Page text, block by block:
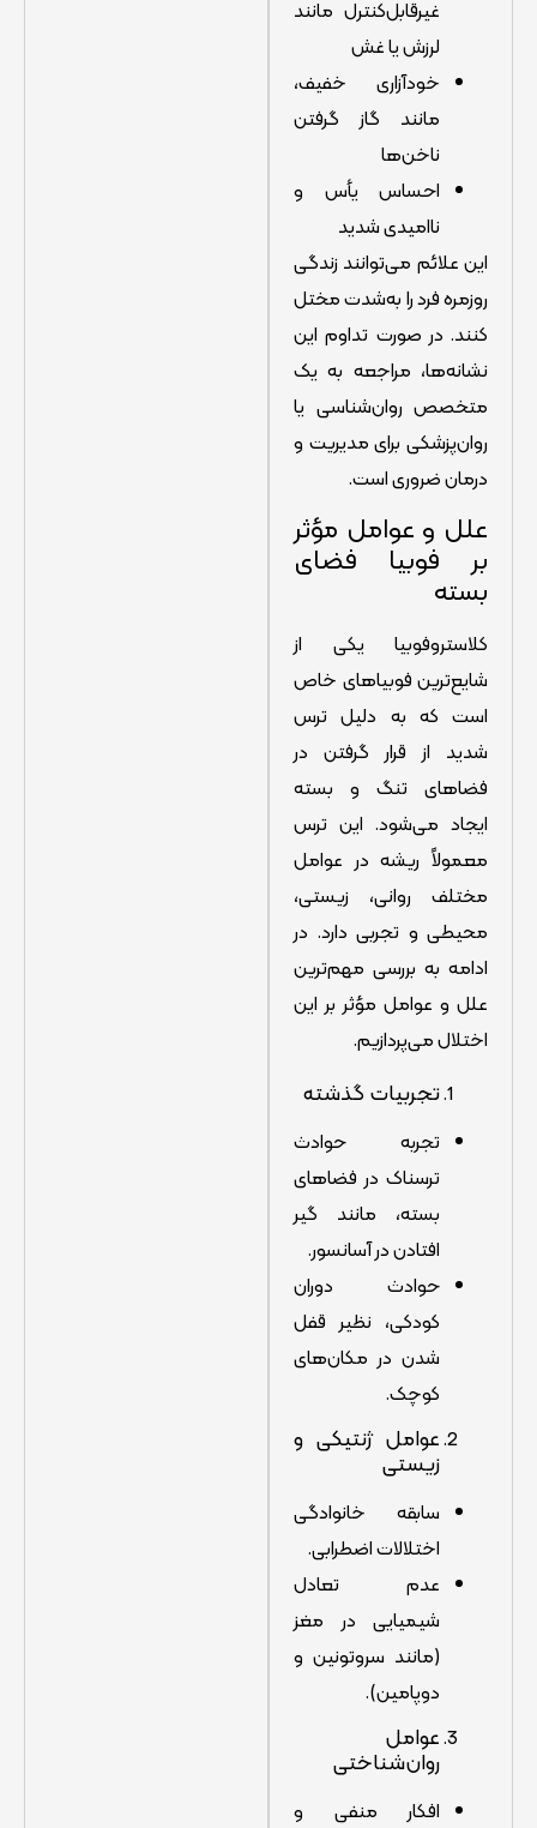
غیرقابل‌کنترل مانند
لرزش یا غش
خودآزاری خفیف،
مانند گاز گرفتن
ناخن‌ها
احساس یأس و
ناامیدی شدید
این علائم می‌توانند زندگی
روزمره فرد را به‌شدت مختل
کنند. در صورت تداوم این
نشانه‌ها، مراجعه به یک
متخصص روان‌شناسی یا
روان‌پزشکی برای مدیریت و
درمان ضروری است.
علل و عوامل مؤثر
بر فوبیا فضای
بسته
کلاستروفوبیا یکی از
شایع‌ترین فوبیاهای خاص
است که به دلیل ترس
شدید از قرار گرفتن در
فضاهای تنگ و بسته
ایجاد می‌شود. این ترس
معمولاً ریشه در عوامل
مختلف روانی، زیستی،
محیطی و تجربی دارد. در
ادامه به بررسی مهم‌ترین
علل و عوامل مؤثر بر این
اختلال می‌پردازیم.
تجربیات گذشته
تجربه حوادث
ترسناک در فضاهای
بسته، مانند گیر
افتادن در آسانسور.
حوادث دوران
کودکی، نظیر قفل
شدن در مکان‌های
کوچک.
عوامل ژنتیکی و
زیستی
سابقه خانوادگی
اختلالات اضطرابی.
عدم تعادل
شیمیایی در مغز
(مانند سروتونین و
دوپامین).
عوامل
روان‌شناختی
افکار منفی و